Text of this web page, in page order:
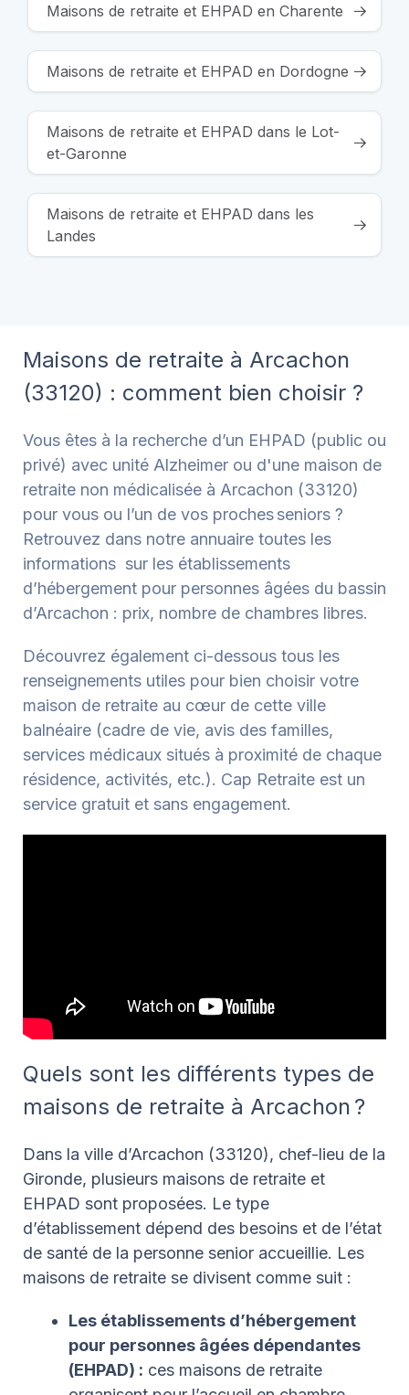
Maisons de retraite et EHPAD en Charente
Maisons de retraite et EHPAD en Dordogne
Maisons de retraite et EHPAD dans le Lot-
et-Garonne
Maisons de retraite et EHPAD dans les
Landes
Maisons de retraite à Arcachon
(33120) : comment bien choisir ?
Vous êtes à la recherche d’un EHPAD (public ou
privé) avec unité Alzheimer ou d'une maison de
retraite non médicalisée à Arcachon (33120)
pour vous ou l’un de vos proches seniors ?
Retrouvez dans notre annuaire toutes les
informations sur les établissements
d’hébergement pour personnes âgées du bassin
d’Arcachon : prix, nombre de chambres libres.
Découvrez également ci-dessous tous les
renseignements utiles pour bien choisir votre
maison de retraite au cœur de cette ville
balnéaire (cadre de vie, avis des familles,
services médicaux situés à proximité de chaque
résidence, activités, etc.). Cap Retraite est un
service gratuit et sans engagement.
Quels sont les différents types de
maisons de retraite à Arcachon ?
Dans la ville d’Arcachon (33120), chef-lieu de la
Gironde, plusieurs maisons de retraite et
EHPAD sont proposées. Le type
d’établissement dépend des besoins et de l’état
de santé de la personne senior accueillie. Les
maisons de retraite se divisent comme suit :
Les établissements d’hébergement
pour personnes âgées dépendantes
(EHPAD) : ces maisons de retraite